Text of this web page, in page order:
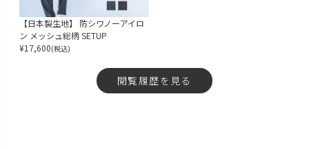
【日本製生地】 防シワノーアイロ
ン メッシュ総柄 SETUP
¥17,600(税込)
閲覧履歴を見る